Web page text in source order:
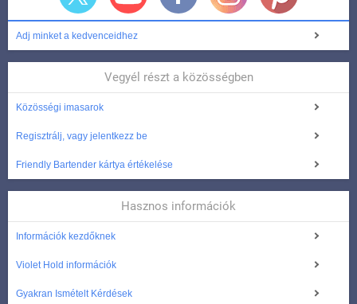
Adj minket a kedvenceidhez
Vegyél részt a közösségben
Közösségi imasarok
Regisztrálj, vagy jelentkezz be
Friendly Bartender kártya értékelése
Hasznos információk
Információk kezdőknek
Violet Hold információk
Gyakran Ismételt Kérdések